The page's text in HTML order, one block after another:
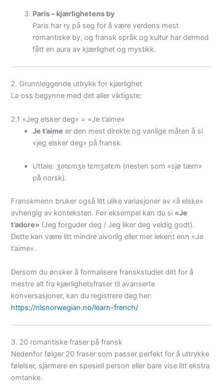
Paris – kjærlighetens by
Paris har ry på seg for å være verdens mest
romantiske by, og fransk språk og kultur har dermed
fått en aura av kjærlighet og mystikk.
2. Grunnleggende uttrykk for kjærlighet
La oss begynne med det aller viktigste:
2.1 «Jeg elsker deg» = «Je t’aime»
Je t’aime er den mest direkte og vanlige måten å si
«jeg elsker deg» på fransk.
Uttale: ʒətɛmʒə tɛmʒətɛm (nesten som «sjø tæm»
på norsk).
Franskmenn bruker også litt ulike variasjoner av «å elske»
avhengig av konteksten. For eksempel kan du si «Je
t’adore» (Jeg forguder deg / Jeg liker deg veldig godt).
Dette kan være litt mindre alvorlig eller mer lekent enn «Je
t’aime».
Dersom du ønsker å formalisere franskstudiet ditt for å
mestre alt fra kjærlighetsfraser til avanserte
konversasjoner, kan du registrere deg her:
https://nlsnorwegian.no/learn-french/
3. 20 romantiske fraser på fransk
Nedenfor følger 20 fraser som passer perfekt for å uttrykke
følelser, sjarmere en spesiell person eller bare vise litt ekstra
omtanke.